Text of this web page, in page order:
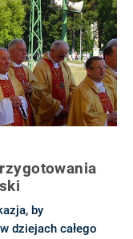
by
dziejach całego